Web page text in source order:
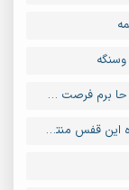
بزارکه کوله بارمو روشونه ی شب بزارم باید که از این حا برم فرصت موندن ندارم
داخد ودلم مینیدن بایه خدافظی بکم..تو حجم سرده این قفس منتظره پرزدنم